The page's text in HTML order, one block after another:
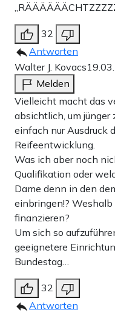
32
Antworten
Walter J. Kovacs
Melden
Vielleicht macht das
absichtlich, um
einfach nur Ausdruck
Reifeentwicklung.
Was ich aber noch
Qualifikation oder
Dame denn in den
einbringen!?
finanzieren?
Um sich so
geeignetere
Bundestag…
32
Antworten